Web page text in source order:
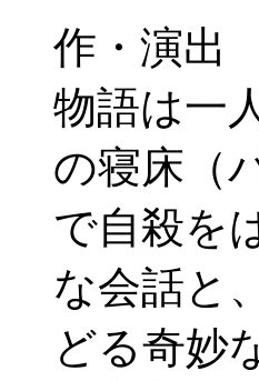
作・演出
物語は一
の寝床（
で自殺を
な会話と
どる奇妙